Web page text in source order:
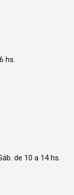
hs.
de 10 a 14 hs.